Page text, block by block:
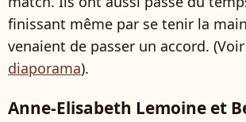
finissant même par se tenir la
venaient de passer un accord.
diaporama).
Anne-Elisabeth Lemoine et